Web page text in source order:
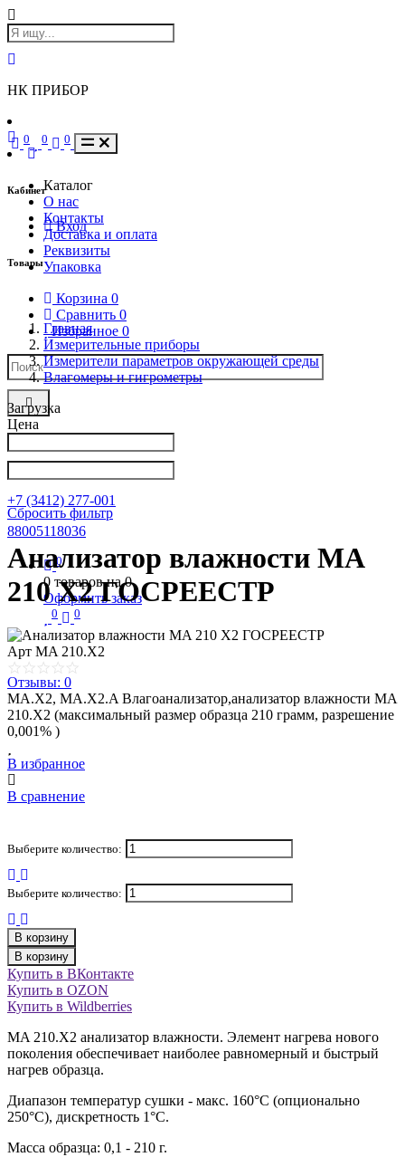
НК ПРИБОР
Кабинет
Вход
Товары
Корзина 0
Сравнить 0
Избранное 0
Написать в Телеграм
+7 (3412) 277-001
88005118036
0
0 товаров на0
Оформить заказ
0 0
0 0 0
Каталог
О нас
Контакты
Доставка и оплата
Реквизиты
Упаковка
Главная
Измерительные приборы
Измерители параметров окружающей среды
Влагомеры и гигрометры
Загрузка
Цена
Сбросить фильтр
Анализатор влажности MA
210 X2 ГОСРЕЕСТР
Арт MA 210.X2
Отзывы: 0
MA.X2, MA.X2.A Влагоанализатор,анализатор влажности MA
210.X2 (максимальный размер образца 210 грамм, разрешение
0,001% )
В избранное
В сравнение
Выберите количество:
Выберите количество:
В корзину
В корзину
Купить в ВКонтакте
Купить в OZON
Купить в Wildberries
MA 210.Х2 анализатор влажности. Элемент нагрева нового
поколения обеспечивает наиболее равномерный и быстрый
нагрев образца.
Диапазон температур сушки - макс. 160°C (опционально
250°C), дискретность 1°С.
Масса образца: 0,1 - 210 г.